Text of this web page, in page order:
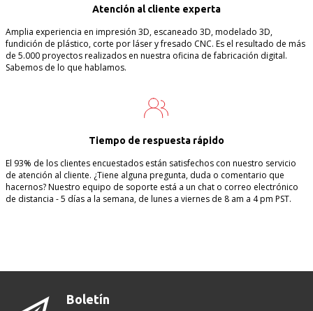
Atención al cliente experta
Amplia experiencia en impresión 3D, escaneado 3D, modelado 3D,
fundición de plástico, corte por láser y fresado CNC. Es el resultado de más
de 5.000 proyectos realizados en nuestra oficina de fabricación digital.
Sabemos de lo que hablamos.
Tiempo de respuesta rápido
El 93% de los clientes encuestados están satisfechos con nuestro servicio
de atención al cliente. ¿Tiene alguna pregunta, duda o comentario que
hacernos? Nuestro equipo de soporte está a un chat o correo electrónico
de distancia - 5 días a la semana, de lunes a viernes de 8 am a 4 pm PST.
Boletín